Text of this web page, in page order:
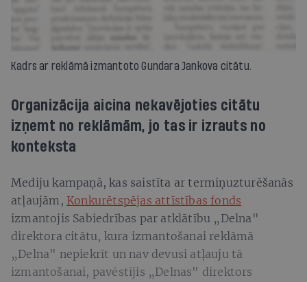
Kadrs ar reklāmā izmantoto Gundara Jankova citātu.
Organizācija aicina nekavējoties citātu
izņemt no reklāmām, jo tas ir izrauts no
konteksta
Mediju kampaņā, kas saistīta ar termiņuzturēšanās
atļaujām, Konkurētspējas attīstības fonds
izmantojis Sabiedrības par atklātību „Delna"
direktora citātu, kura izmantošanai reklāmā
„Delna" nepiekrīt un nav devusi atļauju tā
izmantošanai, pavēstījis „Delnas" direktors